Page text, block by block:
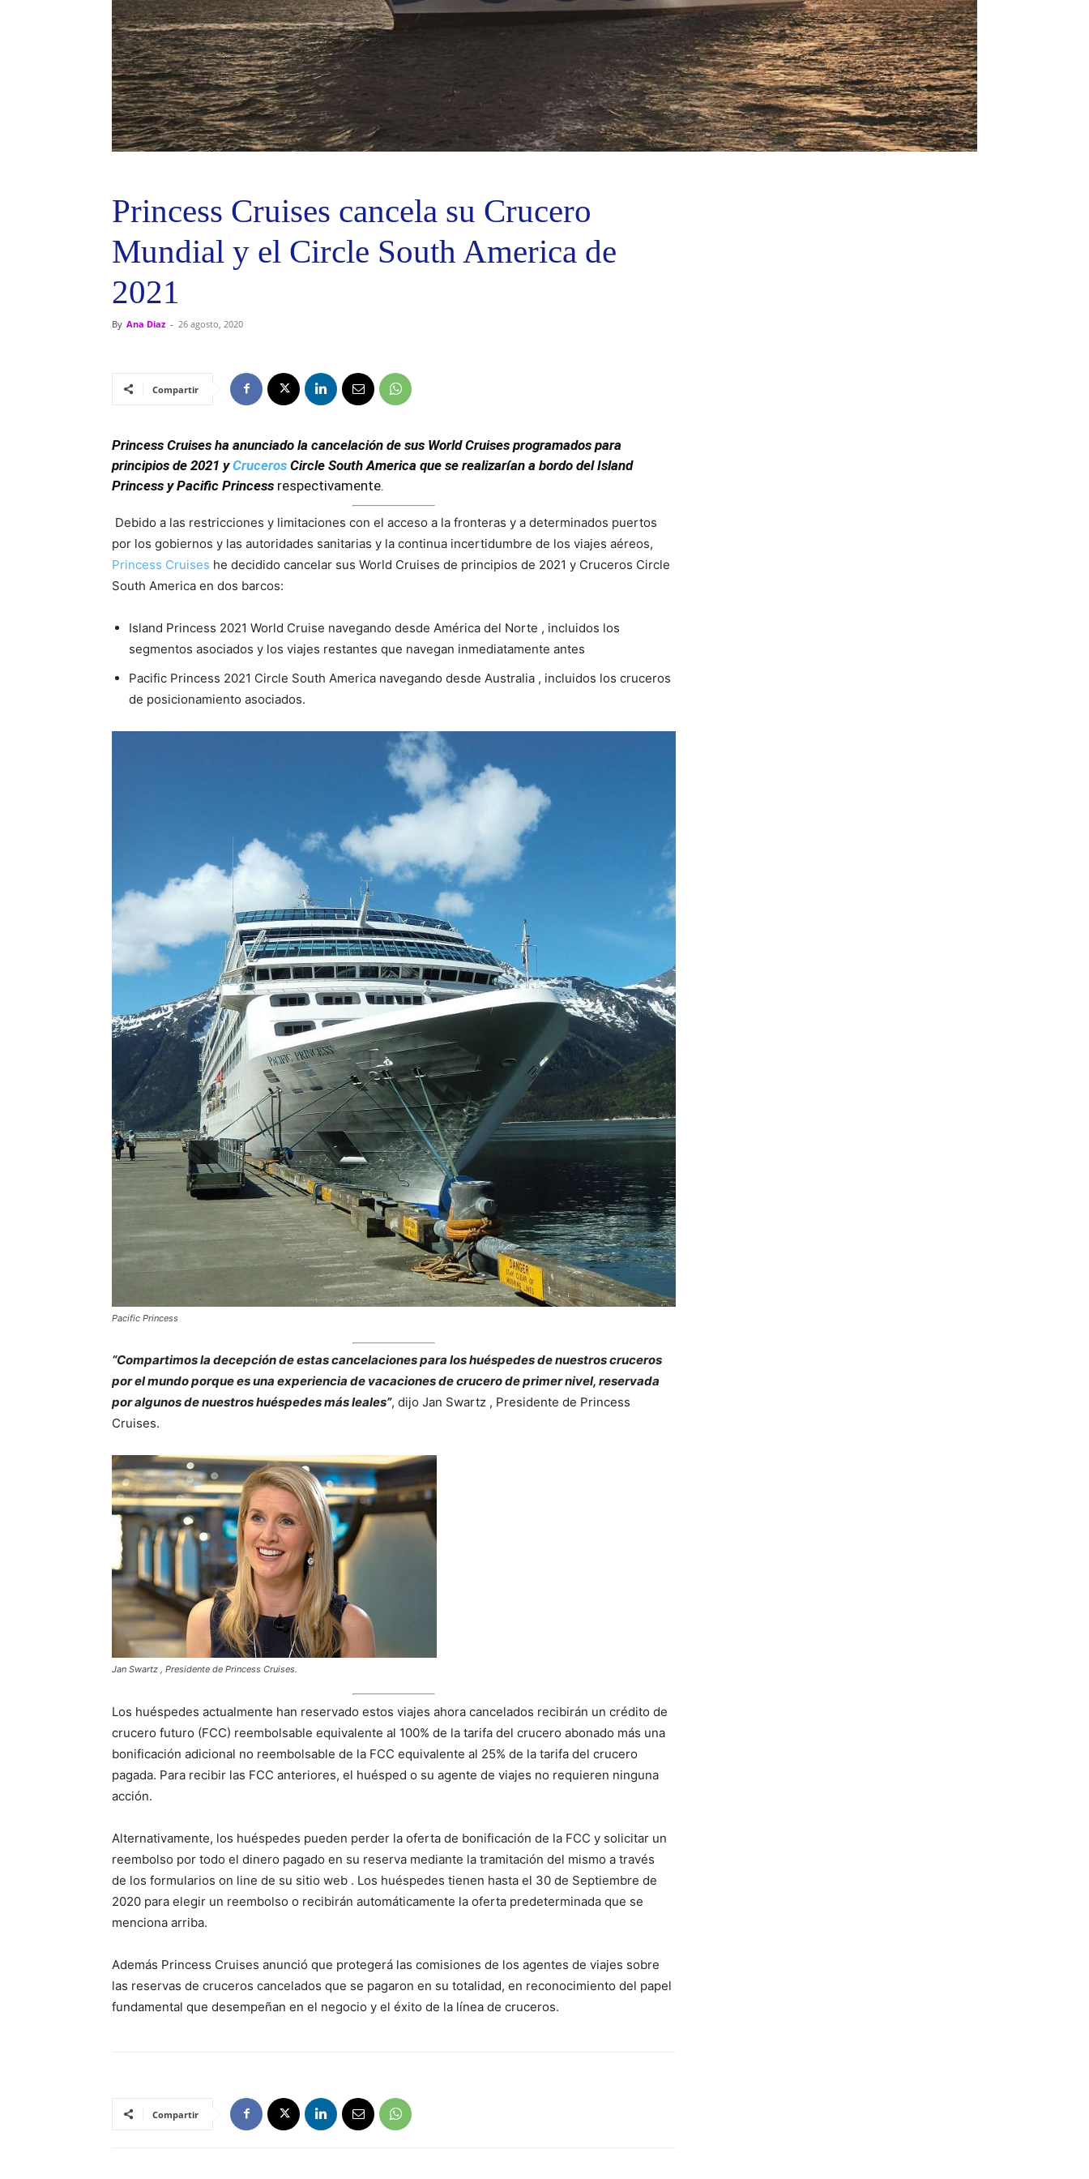
Princess Cruises cancela su Crucero
Mundial y el Circle South America de
2021
By Ana Diaz - 26 agosto, 2020
Compartir
Princess Cruises ha anunciado la cancelación de sus World Cruises programados para
principios de 2021 yCruceros Circle South America que se realizarían a bordo del Island
Princess y Pacific Princess respectivamente.
Debido a las restricciones y limitaciones con el acceso a la fronteras y a determinados puertos
por los gobiernos y las autoridades sanitarias y la continua incertidumbre de los viajes aéreos,
Princess Cruises he decidido cancelar sus World Cruises de principios de 2021 y Cruceros Circle
South America en dos barcos:
Island Princess 2021 World Cruise navegando desde América del Norte , incluidos los
segmentos asociados y los viajes restantes que navegan inmediatamente antes
Pacific Princess 2021 Circle South America navegando desde Australia , incluidos los cruceros
de posicionamiento asociados.
Pacific Princess
“Compartimos la decepción de estas cancelaciones para los huéspedes de nuestros cruceros
por el mundo porque es una experiencia de vacaciones de crucero de primer nivel, reservada
por algunos de nuestros huéspedes más leales”, dijo Jan Swartz , Presidente de Princess
Cruises.
Jan Swartz , Presidente de Princess Cruises.
Los huéspedes actualmente han reservado estos viajes ahora cancelados recibirán un crédito de
crucero futuro (FCC) reembolsable equivalente al 100% de la tarifa del crucero abonado más una
bonificación adicional no reembolsable de la FCC equivalente al 25% de la tarifa del crucero
pagada. Para recibir las FCC anteriores, el huésped o su agente de viajes no requieren ninguna
acción.
Alternativamente, los huéspedes pueden perder la oferta de bonificación de la FCC y solicitar un
reembolso por todo el dinero pagado en su reserva mediante la tramitación del mismo a través
de los formularios on line de su sitio web . Los huéspedes tienen hasta el 30 de Septiembre de
2020 para elegir un reembolso o recibirán automáticamente la oferta predeterminada que se
menciona arriba.
Además Princess Cruises anunció que protegerá las comisiones de los agentes de viajes sobre
las reservas de cruceros cancelados que se pagaron en su totalidad, en reconocimiento del papel
fundamental que desempeñan en el negocio y el éxito de la línea de cruceros.
Compartir